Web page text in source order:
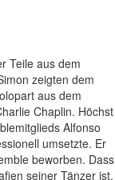
Teile aus dem
zeigten dem
aus dem
Chaplin. Höchst
Alfonso
umsetzte. Er
beworben. Dass
seiner Tänzer ist,